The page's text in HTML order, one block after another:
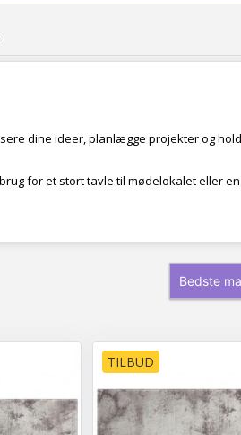
dine ideer, planlægge projekter og
for et stort tavle til mødelokalet eller en
TILBUD